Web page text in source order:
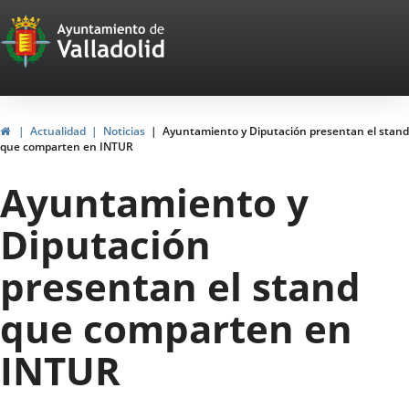
Portal
Web
del
Ayuntamiento
de
Valladolid
InicioActualidad Noticias
Ayuntamiento y Diputación presentan el stand
que comparten en INTUR
Ayuntamiento y
Diputación
presentan el stand
que comparten en
INTUR